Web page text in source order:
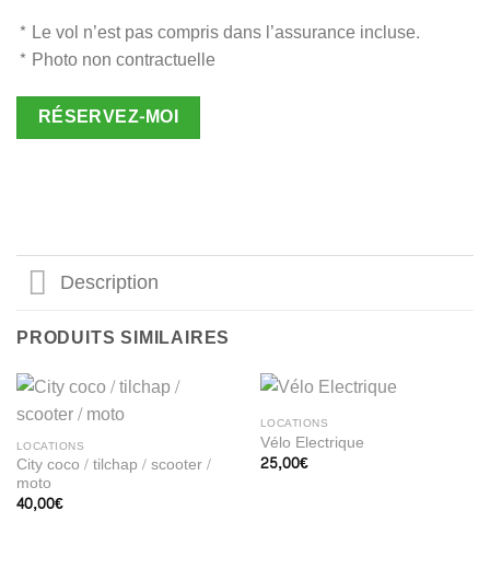
* Le vol n’est pas compris dans l’assurance incluse.
* Photo non contractuelle
RÉSERVEZ-MOI
Description
PRODUITS SIMILAIRES
LOCATIONS
City coco / tilchap / scooter /
moto
40,00€
LOCATIONS
Vélo Electrique
25,00€